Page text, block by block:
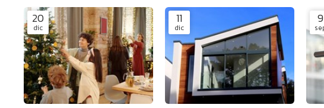
20
dic
11
dic
9